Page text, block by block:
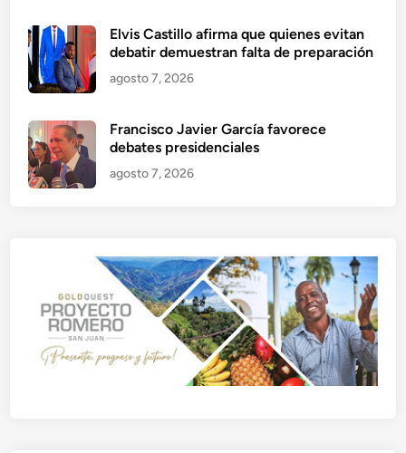
Elvis Castillo afirma que quienes evitan
debatir demuestran falta de preparación
agosto 7, 2026
Francisco Javier García favorece
debates presidenciales
agosto 7, 2026